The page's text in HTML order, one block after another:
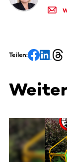
Teilen:
Dieser